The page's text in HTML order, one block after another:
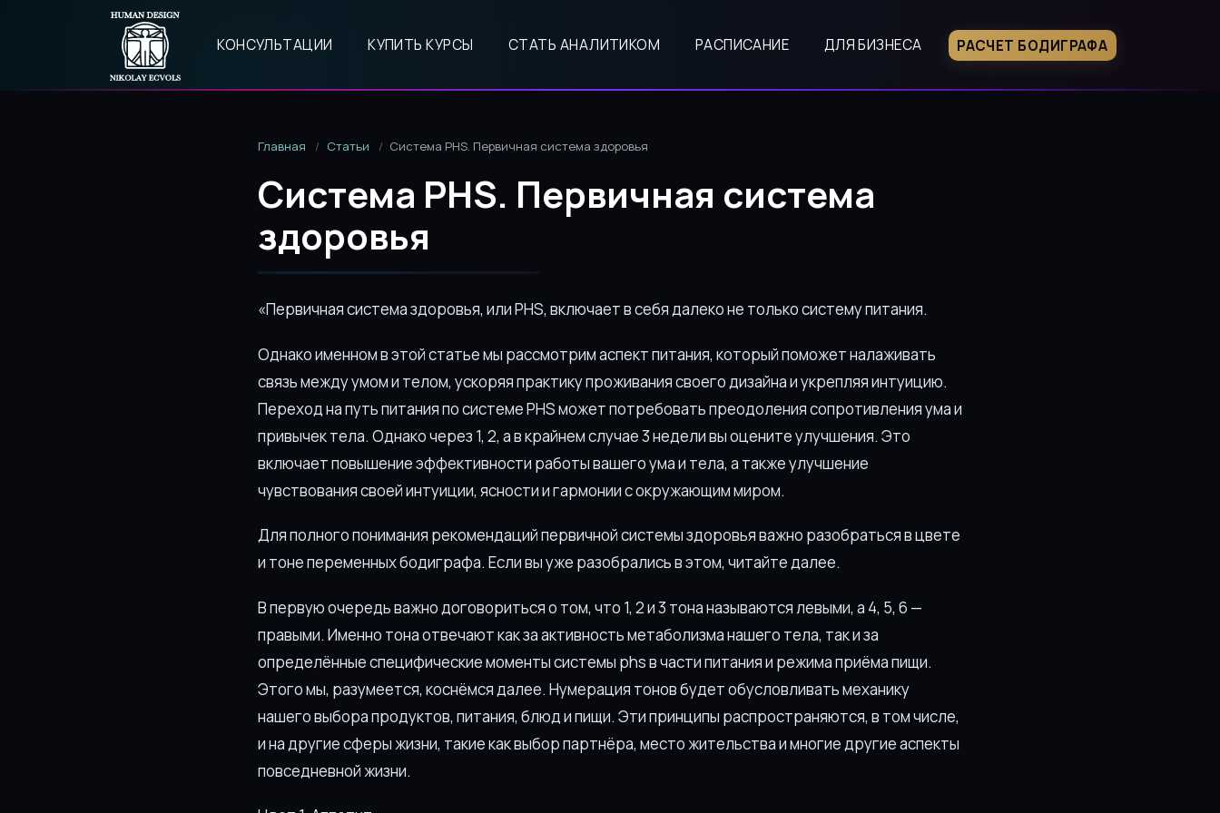
КОНСУЛЬТАЦИИ КУПИТЬ КУРСЫ СТАТЬ АНАЛИТИКОМ РАСПИСАНИЕ ДЛЯ БИЗНЕСА РАСЧЕТ БОДИГРАФА
Главная Статьи Система PHS. Первичная система здоровья
Система PHS. Первичная система
здоровья
«Первичная система здоровья, или PHS, включает в себя далеко не только систему питания.
Однако именном в этой статье мы рассмотрим аспект питания, который поможет налаживать
связь между умом и телом, ускоряя практику проживания своего дизайна и укрепляя интуицию.
Переход на путь питания по системе PHS может потребовать преодоления сопротивления ума и
привычек тела. Однако через 1, 2, а в крайнем случае 3 недели вы оцените улучшения. Это
включает повышение эффективности работы вашего ума и тела, а также улучшение
чувствования своей интуиции, ясности и гармонии с окружающим миром.
Для полного понимания рекомендаций первичной системы здоровья важно разобраться в цвете
и тоне переменных бодиграфа. Если вы уже разобрались в этом, читайте далее.
В первую очередь важно договориться о том, что 1, 2 и 3 тона называются левыми, а 4, 5, 6 —
правыми. Именно тона отвечают как за активность метаболизма нашего тела, так и за
определённые специфические моменты системы phs в части питания и режима приёма пищи.
Этого мы, разумеется, коснёмся далее. Нумерация тонов будет обусловливать механику
нашего выбора продуктов, питания, блюд и пищи. Эти принципы распространяются, в том числе,
и на другие сферы жизни, такие как выбор партнёра, место жительства и многие другие аспекты
повседневной жизни.